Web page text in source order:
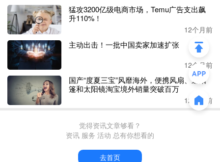
2025年第一季度，公司营收60亿元，同比增长37%；扣非后
净利润4.4亿元，同比增长39.36%，延续了2024年的高增长
趋势。目前来看，安克创新未来
首先，公司的储能、安防等核心品类在高速增长，扫地机业
务短板亦在积极补齐
75%；
创造新的增长曲线，公司的
以4676万美元收官，登顶Kickstarter平台历史第一，后续有
望成为又一强劲增长引擎；
猛攻3200亿级电商市场，Temu广告支出飙
升110%！
12个月前
主动出击！一批中国卖家加速扩张
12个月前
国产“度夏三宝”风靡海外，便携风扇、遮阳
篷和太阳镜淘宝境外销量突破百万
12个月前
觉得资讯文章够看？
资讯 服务 活动 总有你想看的
去首页